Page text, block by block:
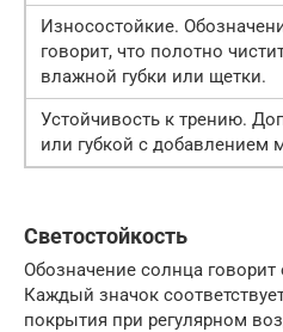
Износостойкие.
говорит, что полотно
влажной губки или щетки.
Устойчивость к трению.
или губкой с добавлением
Светостойкость
Обозначение солнца говорит
Каждый значок
покрытия при регулярном